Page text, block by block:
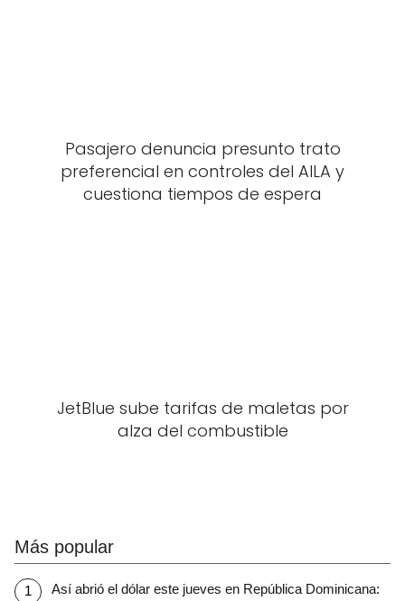
Pasajero denuncia presunto trato
preferencial en controles del AILA y
cuestiona tiempos de espera
JetBlue sube tarifas de maletas por
alza del combustible
Más popular
Así abrió el dólar este jueves en República Dominicana: